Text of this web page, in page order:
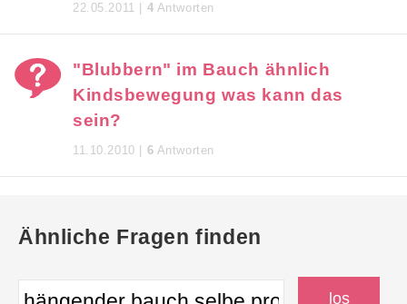
22.05.2011 | 4 Antworten
"Blubbern" im Bauch ähnlich
Kindsbewegung was kann das
sein?
11.10.2010 | 6 Antworten
Ähnliche Fragen finden